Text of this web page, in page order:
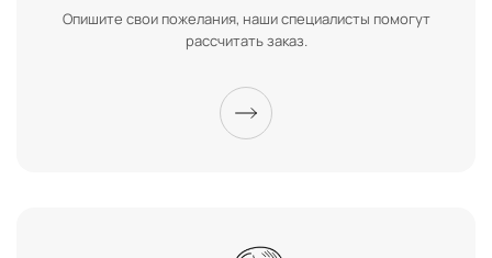
Опишите свои пожелания, наши специалисты помогут
рассчитать заказ.